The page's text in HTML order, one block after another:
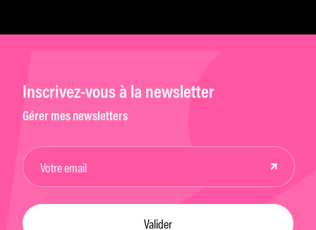
Inscrivez-vous à la newsletter
Gérer mes newsletters